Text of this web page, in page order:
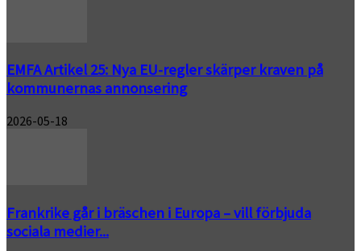
EMFA Artikel 25: Nya EU-regler skärper kraven på
kommunernas annonsering
2026-05-18
Frankrike går i bräschen i Europa – vill förbjuda
sociala medier...